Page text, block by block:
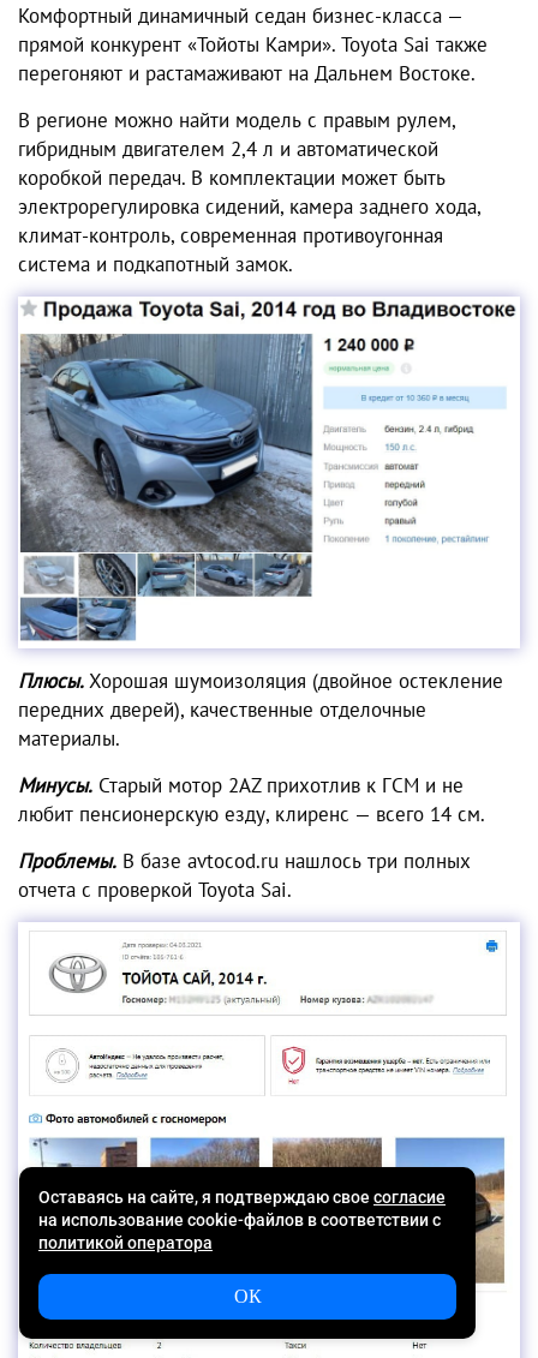
Комфортный динамичный седан бизнес-класса —
прямой конкурент «Тойоты Камри». Toyota Sai также
перегоняют и растамаживают на Дальнем Востоке.
В регионе можно найти модель с правым рулем,
гибридным двигателем 2,4 л и автоматической
коробкой передач. В комплектации может быть
электрорегулировка сидений, камера заднего хода,
климат-контроль, современная противоугонная
система и подкапотный замок.
Плюсы.Хорошая шумоизоляция (двойное остекление
передних дверей), качественные отделочные
материалы.
Минусы. Старый мотор 2AZ прихотлив к ГСМ и не
любит пенсионерскую езду, клиренс — всего 14 см.
Проблемы. В базе avtocod.ru нашлось три полных
отчета с проверкой Toyota Sai.